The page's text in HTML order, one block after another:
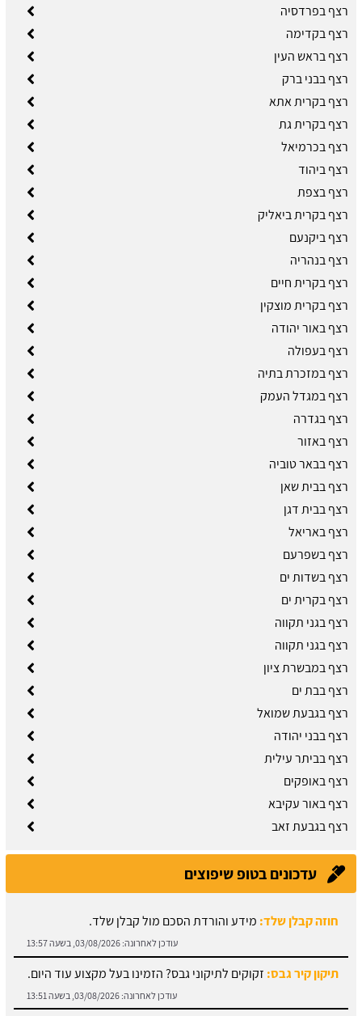
רצף בפרדסיה
רצף בקדימה
רצף בראש העין
רצף בבני ברק
רצף בקרית אתא
רצף בקרית גת
רצף בכרמיאל
רצף ביהוד
רצף בצפת
רצף בקרית ביאליק
רצף ביקנעם
רצף בנהריה
רצף בקרית חיים
רצף בקרית מוצקין
רצף באור יהודה
רצף בעפולה
רצף במזכרת בתיה
רצף במגדל העמק
רצף בגדרה
רצף באזור
רצף בבאר טוביה
רצף בבית שאן
רצף בבית דגן
רצף באריאל
רצף בשפרעם
רצף בשדות ים
רצף בקרית ים
רצף בגני תקווה
רצף בגני תקווה
רצף במבשרת ציון
רצף בבת ים
רצף בגבעת שמואל
רצף בבני יהודה
רצף בביתר עילית
רצף באופקים
רצף באור עקיבא
רצף בגבעת זאב
עדכונים בטופ שיפוצים
תיקון קיר גבס:זקוקים לתיקוני גבס? הזמינו בעל מקצוע עוד היום.
עודכן לאחרונה:03/08/2026, בשעה 13:51
מחירון ריצוף:גלו את מחירי עבודות הריצוף והחיפוי.
עודכן לאחרונה: 03/08/2026, בשעה 13:43